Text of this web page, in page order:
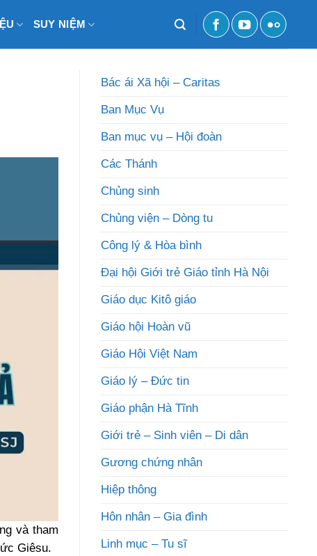
SUY NIỆM
và tham
Giêsu.
Bác ái Xã hội – Caritas
Ban Mục Vụ
Ban mục vụ – Hội đoàn
Các Thánh
Chủng sinh
Chủng viện – Dòng tu
Công lý & Hòa bình
Đại hội Giới trẻ Giáo tỉnh Hà Nội
Giáo dục Kitô giáo
Giáo hội Hoàn vũ
Giáo Hội Việt Nam
Giáo lý – Đức tin
Giáo phận Hà Tĩnh
Giới trẻ – Sinh viên – Di dân
Gương chứng nhân
Hiệp thông
Hôn nhân – Gia đình
Linh mục – Tu sĩ